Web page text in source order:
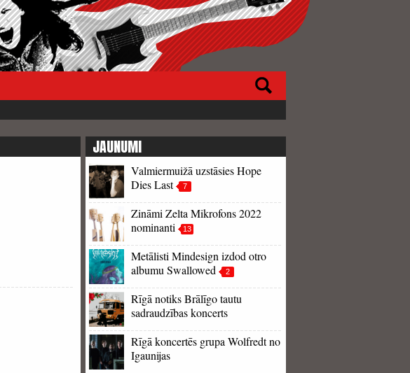
JAUNUMI
Valmiermuižā uzstāsies Hope
Dies Last
7
Zināmi Zelta Mikrofons 2022
nominanti
13
Metālisti Mindesign izdod otro
albumu Swallowed
2
Rīgā notiks Brālīgo tautu
sadraudzības koncerts
Rīgā koncertēs grupa Wolfredt no
Igaunijas